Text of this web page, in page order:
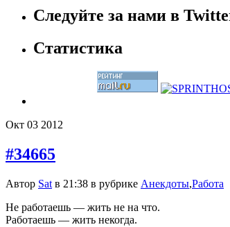
Следуйте за нами в
Статистика
Окт 03 2012
#34665
Автор Sat в 21:38 в рубрике Анекдоты,Работа
Не работаешь — жить не на что.
Работаешь — жить некогда.